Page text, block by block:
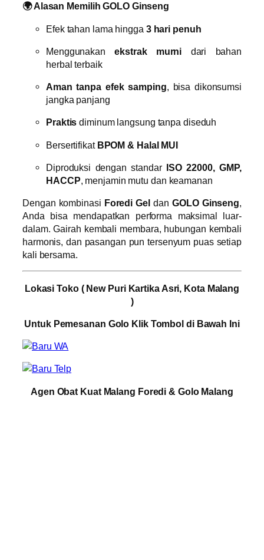
🌍 Alasan Memilih GOLO Ginseng
Efek tahan lama hingga 3 hari penuh
Menggunakanekstrak murni dari bahan
herbal terbaik
Aman tanpa efek samping, bisa dikonsumsi
jangka panjang
Praktis diminum langsung tanpa diseduh
Bersertifikat BPOM & Halal MUI
Diproduksi dengan standar ISO 22000, GMP,
HACCP, menjamin mutu dan keamanan
Dengan kombinasi Foredi Gel danGOLO Ginseng,
Anda bisa mendapatkan performa maksimal luar-
dalam. Gairah kembali membara, hubungan kembali
harmonis, dan pasangan pun tersenyum puas setiap
kali bersama.
Lokasi Toko ( New Puri Kartika Asri, Kota Malang
)
Untuk Pemesanan Golo Klik Tombol di Bawah Ini
Agen Obat Kuat Malang Foredi & Golo Malang